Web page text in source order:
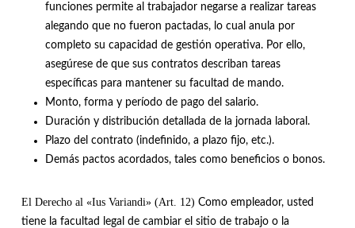
funciones permite al trabajador negarse a realizar tareas
alegando que no fueron pactadas, lo cual anula por
completo su capacidad de gestión operativa. Por ello,
asegúrese de que sus contratos describan tareas
específicas para mantener su facultad de mando.
Monto, forma y período de pago del salario.
Duración y distribución detallada de la jornada laboral .
Plazo del contrato (indefinido, a plazo fijo, etc.).
Demás pactos acordados, tales como beneficios o bonos.
El Derecho al «Ius Variandi» (Art. 12) Como empleador, usted
tiene la facultad legal de cambiar el sitio de trabajo o la